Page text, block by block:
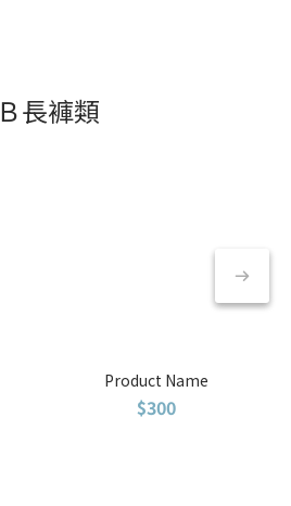
Ｂ長褲類
Product Name
$300